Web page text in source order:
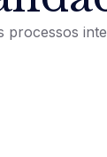
processos